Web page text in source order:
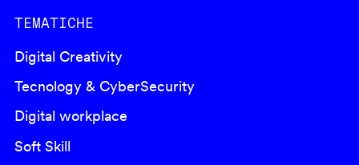
TEMATICHE
Digital Creativity
Tecnology & CyberSecurity
Digital workplace
Soft Skill